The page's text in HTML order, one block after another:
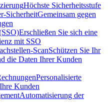
Höchste Sicherheitsstufe
SicherheitGemeinsam gegen
Erschließen Sie sich eine
mit SSO
ScanSchützen Sie Ihr
die Daten Ihrer Kunden
Personalisierte
Kunden
Automatisierung der